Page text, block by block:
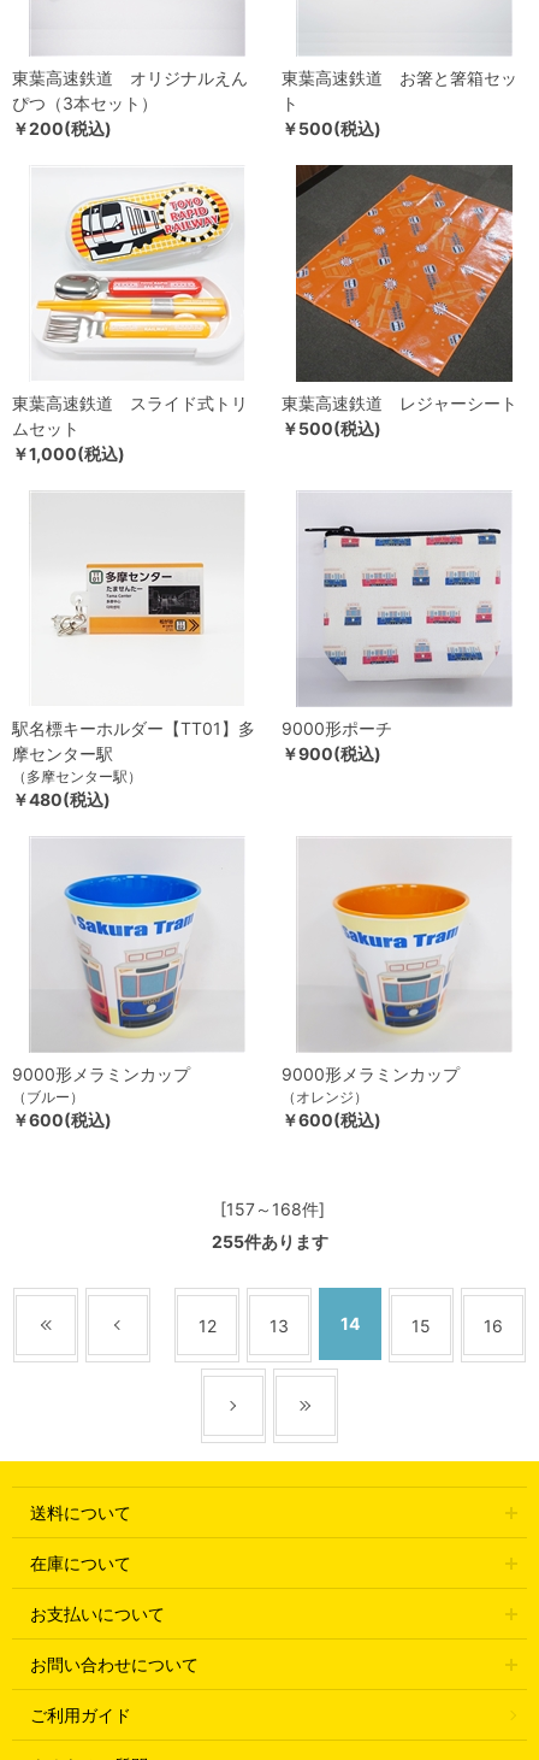
東葉高速鉄道 オリジナルえん
ぴつ（3本セット）
￥200(税込)
東葉高速鉄道 お箸と箸箱セッ
ト
￥500(税込)
東葉高速鉄道 スライド式トリ
ムセット
￥1,000(税込)
東葉高速鉄道 レジャーシート
￥500(税込)
駅名標キーホルダー【TT01】多
摩センター駅
（多摩センター駅）
￥480(税込)
9000形ポーチ
￥900(税込)
9000形メラミンカップ
（ブルー）
￥600(税込)
9000形メラミンカップ
（オレンジ）
￥600(税込)
[157～168件]
255件あります
12 13 14 15 16
送料について
在庫について
お支払いについて
お問い合わせについて
ご利用ガイド